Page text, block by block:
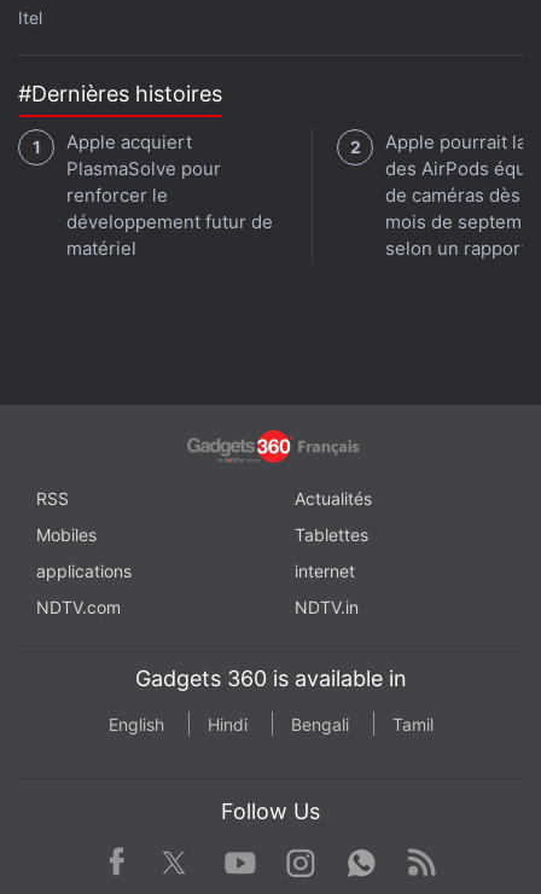
Itel
#Dernières histoires
Apple acquiert
PlasmaSolve pour
renforcer le
développement futur de
matériel
Apple pourrait
des AirPods
de caméras dès le
mois de
selon un rapport
RSS
Actualités
Mobiles
Tablettes
applications
internet
NDTV.com
NDTV.in
Gadgets 360 is available in
English Hindi Bengali Tamil
Follow Us
Facebook TwitterYoutube
Instagram WhatsApp
Rss